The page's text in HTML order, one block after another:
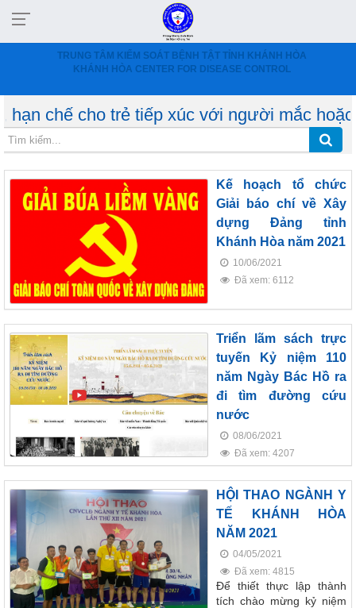
TRUNG TÂM KIỂM SOÁT BỆNH TẬT TỈNH KHÁNH HÒA
KHÁNH HÒA CENTER FOR DISEASE CONTROL
cho trẻ tiếp xúc với người mắc hoặc
Kế hoạch tổ chức
Giải báo chí về Xây
dựng Đảng tỉnh
Khánh Hòa năm 2021
10/06/2021
Đã xem: 6112
Triển lãm sách trực
tuyến Kỷ niệm 110
năm Ngày Bác Hồ ra
đi tìm đường cứu
nước
08/06/2021
Đã xem: 4207
HỘI THAO NGÀNH Y
TẾ KHÁNH HÒA
NĂM 2021
04/05/2021
Đã xem: 4815
Để thiết thực lập thành
tích chào mừng kỷ niệm